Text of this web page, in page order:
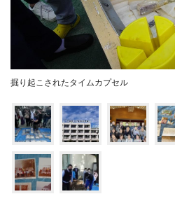
掘り起こされたタイムカプセル